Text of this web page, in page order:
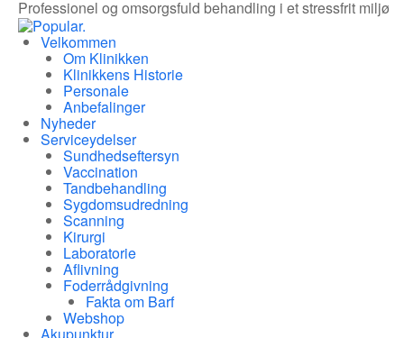
Professionel og omsorgsfuld behandling i et stressfrit miljø
Velkommen
Om Klinikken
Klinikkens Historie
Personale
Anbefalinger
Nyheder
Serviceydelser
Sundhedseftersyn
Vaccination
Tandbehandling
Sygdomsudredning
Scanning
Kirurgi
Laboratorie
Aflivning
Foderrådgivning
Fakta om Barf
Webshop
Akupunktur